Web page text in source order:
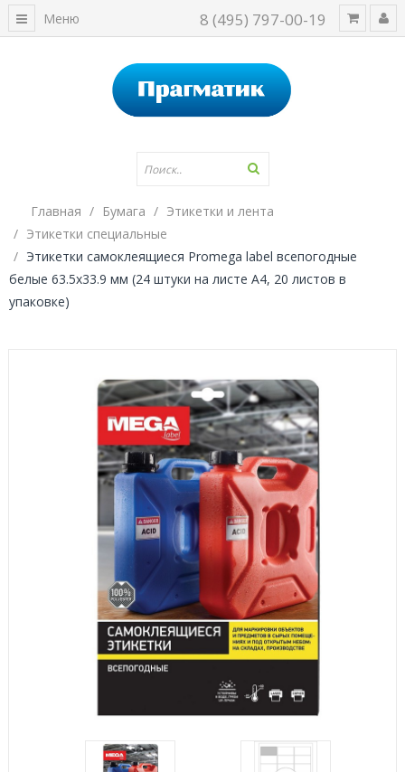
8 (495) 797-00-19
Меню
Главная Бумага
Этикетки и лента
Этикетки специальные
Этикетки самоклеящиеся Promega label всепогодные
белые 63.5х33.9 мм (24 штуки на листе А4, 20 листов в
упаковке)